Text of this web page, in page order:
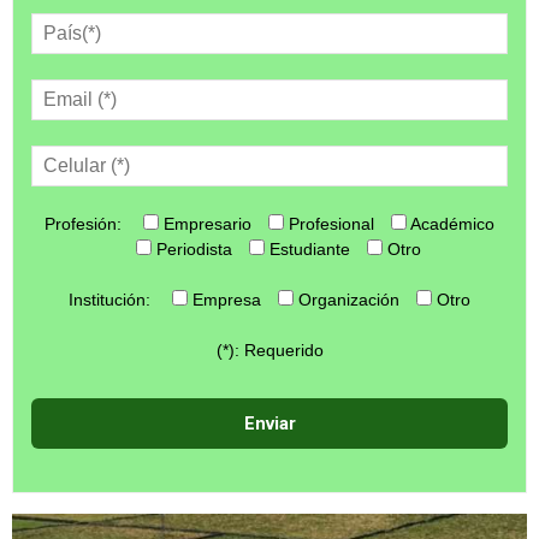
Profesión: Empresario Profesional
Académico
Periodista
Estudiante Otro
Institución: Empresa Organización Otro
(*): Requerido